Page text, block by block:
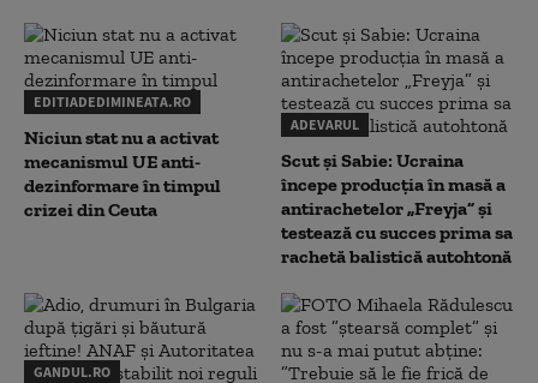
EDITIADEDIMINEATA.RO
Niciun stat nu a activat
mecanismul UE anti-
dezinformare în timpul
crizei din Ceuta
ADEVARUL
Scut și Sabie: Ucraina
începe producția în masă a
antirachetelor „Freyja” și
testează cu succes prima sa
rachetă balistică autohtonă
GANDUL.RO